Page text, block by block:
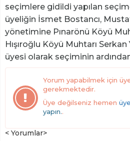
seçimlere gidildi yapılan
üyeliğin İsmet Bostancı,
yönetimine Pınarönü Köyü
Hışıroğlu Köyü Muhtarı
üyesi olarak seçiminin
Yorum yapabilmek için
gerekmektedir.
Üye değilseniz hemen
yapın..
< Yorumlar>